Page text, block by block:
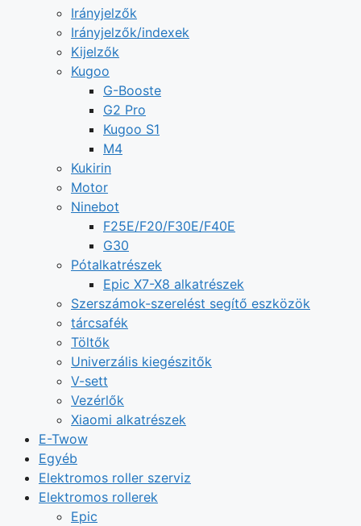
Irányjelzők
Irányjelzők/indexek
Kijelzők
Kugoo
G-Booste
G2 Pro
Kugoo S1
M4
Kukirin
Motor
Ninebot
F25E/F20/F30E/F40E
G30
Pótalkatrészek
Epic X7-X8 alkatrészek
Szerszámok-szerelést segítő eszközök
tárcsafék
Töltők
Univerzális kiegészitők
V-sett
Vezérlők
Xiaomi alkatrészek
E-Twow
Egyéb
Elektromos roller szerviz
Elektromos rollerek
Epic